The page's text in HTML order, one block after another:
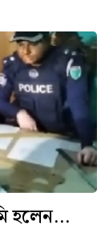
হলেন...